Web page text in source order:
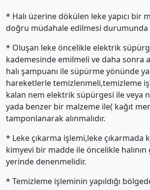
* Halı üzerine dökülen leke yapıcı bir
doğru müdahale edilmesi durumunda
* Oluşan leke öncelikle elektrik
kademesinde emilmeli ve daha sonra
halı şampuanı ile süpürme yönünde
hareketlerle temizlenmeli,temizleme
kalan nem elektrik süpürgesi ile veya
yada benzer bir malzeme ile( kağıt
tamponlanarak alınmalıdır.
* Leke çıkarma işlemi,leke çıkarmada
kimyevi bir madde ile öncelikle
yerinde denenmelidir.
* Temizleme işleminin yapıldığı